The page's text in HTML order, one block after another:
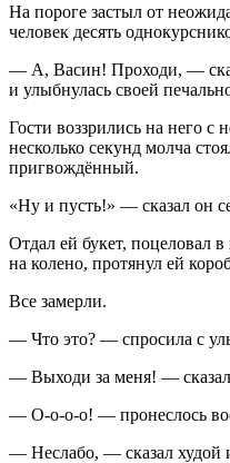
На пороге застыл от
человек десять
— А, Васин! Проходи, —
и улыбнулась своей
Гости воззрились на него
несколько секунд молча
пригвождённый.
«Ну и пусть!» — сказал он
Отдал ей букет, поцеловал в
на колено, протянул ей
Все замерли.
— Что это? — спросила с
— Выходи за меня! —
— О-о-о-о! — пронеслось
— Неслабо, — сказал худой